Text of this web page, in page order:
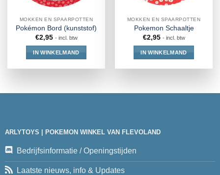
MOKKEN EN SPAARPOTTEN
Pokémon Bord (kunststof)
€2,95 - incl. btw
IN WINKELMAND
MOKKEN EN SPAARPOTTEN
Pokemon Schaaltje
€2,95 - incl. btw
IN WINKELMAND
ARLYTOYS | POKEMON WINKEL VAN FLEVOLAND
Bedrijfsinformatie / Openingstijden
Laatste nieuws, info & Updates